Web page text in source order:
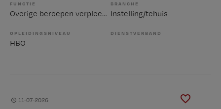
FUNCTIE
Overige beroepen verpleegkunde
BRANCHE
Instelling/tehuis
OPLEIDINGSNIVEAU
HBO
DIENSTVERBAND
11-07-2026